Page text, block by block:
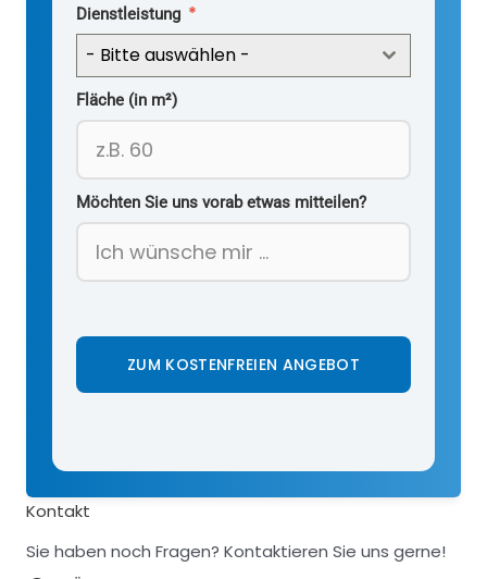
Dienstleistung *
- Bitte auswählen -
Fläche (in m²)
Möchten Sie uns vorab etwas mitteilen?
ZUM KOSTENFREIEN ANGEBOT
Kontakt
Sie haben noch Fragen? Kontaktieren Sie uns gerne!